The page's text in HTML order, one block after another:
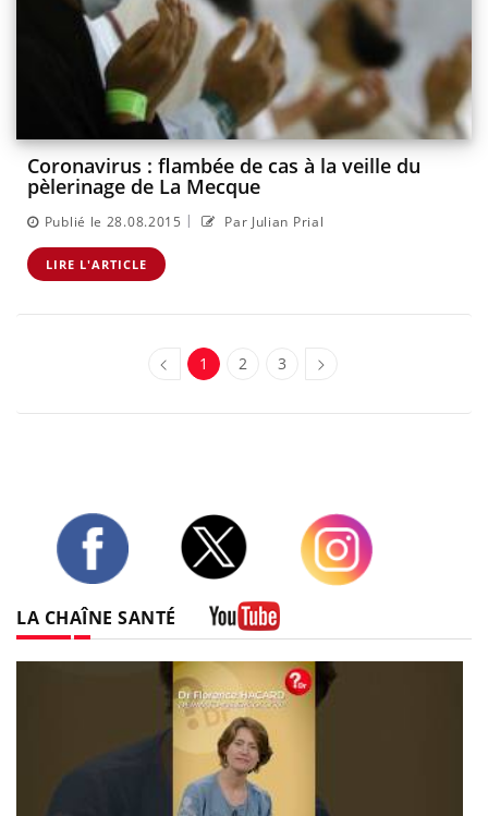
Coronavirus : flambée de cas à la veille du
pèlerinage de La Mecque
Publié le 28.08.2015 | Par Julian Prial
LIRE L'ARTICLE
1 2 3
LA CHAÎNE SANTÉ